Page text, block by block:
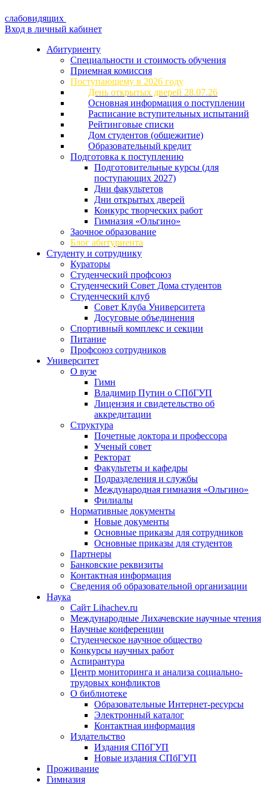
слабовидящих
Вход в личный кабинет
Абитуриенту
Специальности и стоимость обучения
Приемная комиссия
Поступающему в 2026 году
День открытых дверей 28.07.26
Основная информация о поступлении
Расписание вступительных испытаний
Рейтинговые списки
Дом студентов (общежитие)
Образовательный кредит
Подготовка к поступлению
Подготовительные курсы (для
поступающих 2027)
Дни факультетов
Дни открытых дверей
Конкурс творческих работ
Гимназия «Ольгино»
Заочное образование
Блог абитуриента
Студенту и сотруднику
Кураторы
Студенческий профсоюз
Студенческий Совет Дома студентов
Студенческий клуб
Совет Клуба Университета
Досуговые объединения
Спортивный комплекс и секции
Питание
Профсоюз сотрудников
Университет
О вузе
Гимн
Владимир Путин о СПбГУП
Лицензия и свидетельство об
аккредитации
Структура
Почетные доктора и профессора
Ученый совет
Ректорат
Факультеты и кафедры
Подразделения и службы
Международная гимназия «Ольгино»
Филиалы
Нормативные документы
Новые документы
Основные приказы для сотрудников
Основные приказы для студентов
Партнеры
Банковские реквизиты
Контактная информация
Сведения об образовательной организации
Наука
Сайт Lihachev.ru
Международные Лихачевские научные чтения
Научные конференции
Студенческое научное общество
Конкурсы научных работ
Аспирантура
Центр мониторинга и анализа социально-
трудовых конфликтов
О библиотеке
Образовательные Интернет-ресурсы
Электронный каталог
Контактная информация
Издательство
Издания СПбГУП
Новые издания СПбГУП
Проживание
Гимназия